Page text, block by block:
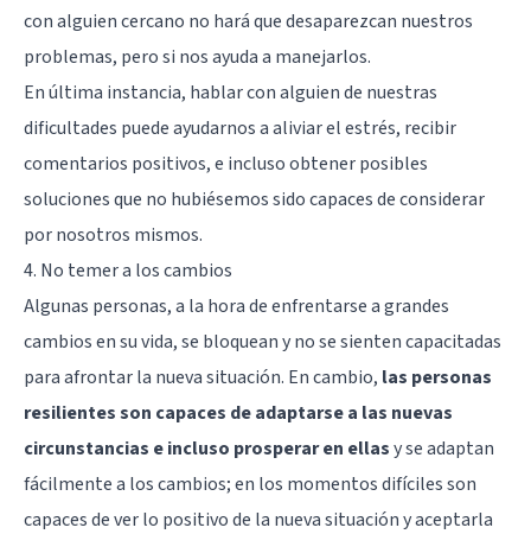
con alguien cercano no hará que desaparezcan nuestros
problemas, pero si nos ayuda a manejarlos.
En última instancia, hablar con alguien de nuestras
dificultades puede ayudarnos a aliviar el estrés, recibir
comentarios positivos, e incluso obtener posibles
soluciones que no hubiésemos sido capaces de considerar
por nosotros mismos.
4. No temer a los cambios
Algunas personas, a la hora de enfrentarse a grandes
cambios en su vida, se bloquean y no se sienten capacitadas
para afrontar la nueva situación. En cambio, las personas
resilientes son capaces de adaptarse a las nuevas
circunstancias e incluso prosperar en ellasy se adaptan
fácilmente a los cambios; en los momentos difíciles son
capaces de ver lo positivo de la nueva situación y aceptarla